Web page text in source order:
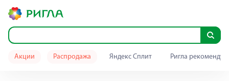
Акции Распродажа Яндекс Сплит Ригла